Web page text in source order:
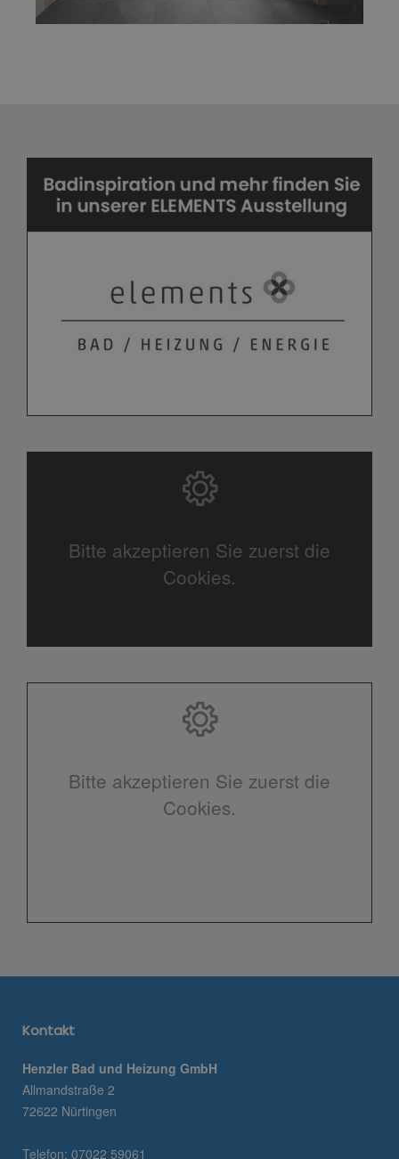
Bitte akzeptieren Sie zuerst die
Cookies.
Bitte akzeptieren Sie zuerst die
Cookies.
Kontakt
Henzler Bad und Heizung GmbH
Allmandstraße 2
72622 Nürtingen
Telefon: 07022 59061